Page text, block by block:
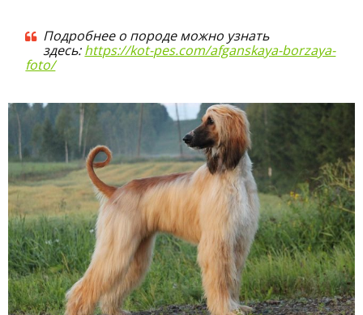
Подробнее о породе можно узнать
здесь:https://kot-pes.com/afganskaya-borzaya-
foto/